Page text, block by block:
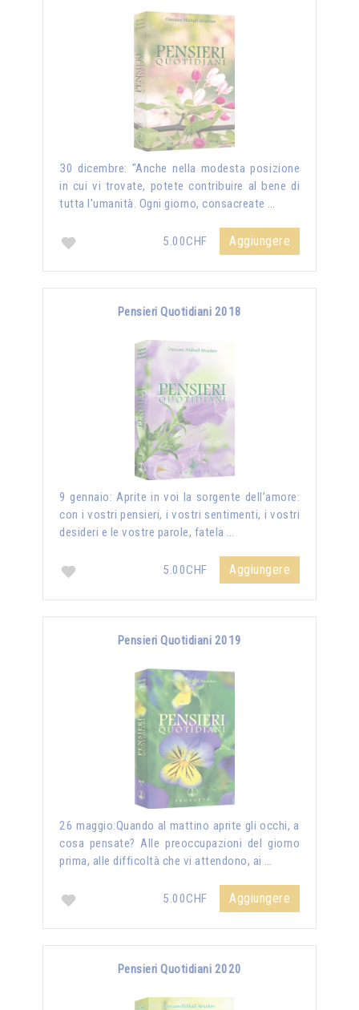
30 dicembre: "Anche nella modesta posizione
in cui vi trovate, potete contribuire al bene di
tutta l'umanità. Ogni giorno, consacreate …
5.00CHF Aggiungere
Pensieri Quotidiani 2018
9 gennaio: Aprite in voi la sorgente dell’amore:
con i vostri pensieri, i vostri sentimenti, i vostri
desideri e le vostre parole, fatela …
5.00CHF Aggiungere
Pensieri Quotidiani 2019
26 maggio:Quando al mattino aprite gli occhi, a
cosa pensate? Alle preoccupazioni del giorno
prima, alle difficoltà che vi attendono, ai …
5.00CHF Aggiungere
Pensieri Quotidiani 2020